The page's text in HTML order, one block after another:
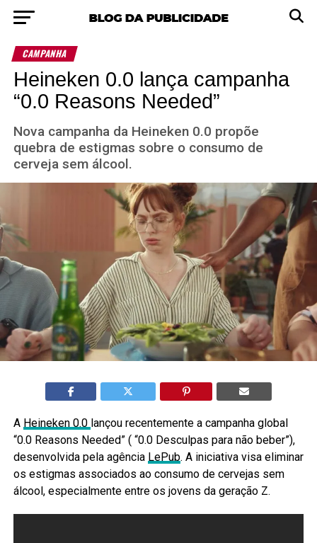
CAMPANHA
Heineken 0.0 lança campanha
“0.0 Reasons Needed”
Nova campanha da Heineken 0.0 propõe
quebra de estigmas sobre o consumo de
cerveja sem álcool.
A Heineken 0.0 lançou recentemente a campanha global
“0.0 Reasons Needed” ( “0.0 Desculpas para não beber”),
desenvolvida pela agência LePub. A iniciativa visa eliminar
os estigmas associados ao consumo de cervejas sem
álcool, especialmente entre os jovens da geração Z.